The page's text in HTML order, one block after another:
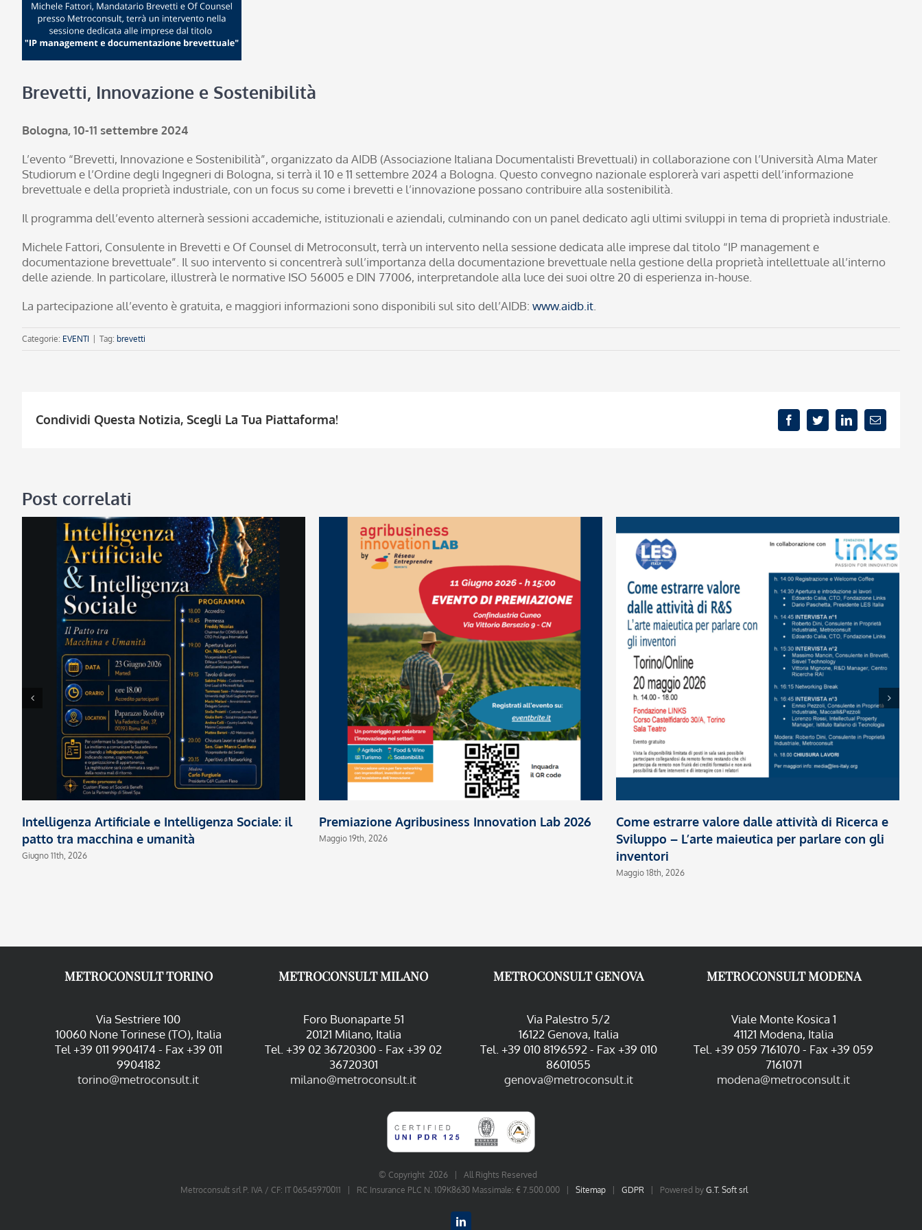
Brevetti, Innovazione e Sostenibilità
Bologna, 10-11 settembre 2024
L’evento “Brevetti, Innovazione e Sostenibilità”, organizzato da AIDB (Associazione Italiana Documentalisti Brevettuali) in collaborazione con l’Università Alma Mater
Studiorum e l’Ordine degli Ingegneri di Bologna, si terrà il 10 e 11 settembre 2024 a Bologna. Questo convegno nazionale esplorerà vari aspetti dell’informazione
brevettuale e della proprietà industriale, con un focus su come i brevetti e l’innovazione possano contribuire alla sostenibilità.
Il programma dell’evento alternerà sessioni accademiche, istituzionali e aziendali, culminando con un panel dedicato agli ultimi sviluppi in tema di proprietà industriale.
Michele Fattori, Consulente in Brevetti e Of Counsel di Metroconsult, terrà un intervento nella sessione dedicata alle imprese dal titolo “IP management e
documentazione brevettuale”. Il suo intervento si concentrerà sull’importanza della documentazione brevettuale nella gestione della proprietà intellettuale all’interno
delle aziende. In particolare, illustrerà le normative ISO 56005 e DIN 77006, interpretandole alla luce dei suoi oltre 20 di esperienza in-house.
La partecipazione all’evento è gratuita, e maggiori informazioni sono disponibili sul sito dell’AIDB: www.aidb.it
Categorie: EVENTI Tag: brevetti
Condividi Questa Notizia, Scegli La Tua Piattaforma! FacebookTwitterLinkedInEmail
Post correlati
Intelligenza Artificiale e Intelligenza Sociale: il
patto tra macchina e umanità
Giugno 11th, 2026
Premiazione Agribusiness Innovation Lab 2026
Maggio 19th, 2026
Come estrarre valore dalle attività di Ricerca e
Sviluppo – L’arte maieutica per parlare con gli
inventori
Maggio 18th, 2026
METROCONSULT TORINO
Via Sestriere 100
10060 None Torinese (TO), Italia
Tel +39 011 9904174 - Fax +39 011
9904182
torino@metroconsult.it
METROCONSULT MILANO
Foro Buonaparte 51
20121 Milano, Italia
Tel. +39 02 36720300 - Fax +39 02
36720301
milano@metroconsult.it
METROCONSULT GENOVA
Via Palestro 5/2
16122 Genova, Italia
Tel. +39 010 8196592 - Fax +39 010
8601055
genova@metroconsult.it
METROCONSULT MODENA
Viale Monte Kosica 1
41121 Modena, Italia
Tel. +39 059 7161070 - Fax +39 059
7161071
modena@metroconsult.it
© Copyright 2026 | All Rights Reserved
Metroconsult srl P. IVA / CF: IT 06545970011 | RC Insurance PLC N. 109K8630 Massimale: € 7.500.000 | Sitemap GDPR | Powered by G.T. Soft srl
LinkedIn